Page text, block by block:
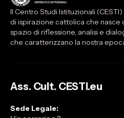
Il Centro Studi Istituzionali
di ispirazione cattolica che nasce
spazio di riflessione, analisi e
che caratterizzano la nostra
Ass. Cult. CESTI.eu
Sede Legale: